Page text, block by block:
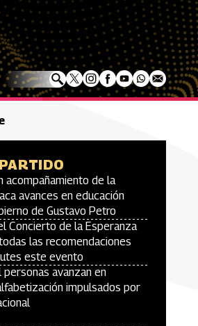
acompañamiento de la
avances en educación
de Gustavo Petro
Concierto de la Esperanza
las recomendaciones
este evento
avanzan en
impulsados por